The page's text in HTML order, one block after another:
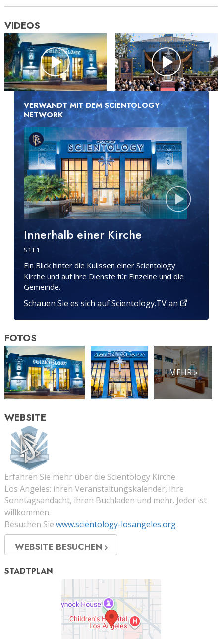
VIDEOS
VERWANDT MIT DEM SCIENTOLOGY
NETWORK
Innerhalb einer Kirche
S1·E1
Ein Blick hinter die Kulissen einer Scientology
Kirche und auf ihre Dienste für Einzelne und die
Gemeinde.
Schauen Sie es sich auf Scientology.TV an
FOTOS
MEHR »
WEBSITE
Erfahren Sie mehr über die Scientology Kirche
Los Angeles: ihren Veranstaltungskalender, ihre
Sonntagsandacht, ihren Buchladen und mehr. Jeder ist
willkommen.
Besuchen Sie www.scientology-losangeles.org
WEBSITE BESUCHEN
STADTPLAN